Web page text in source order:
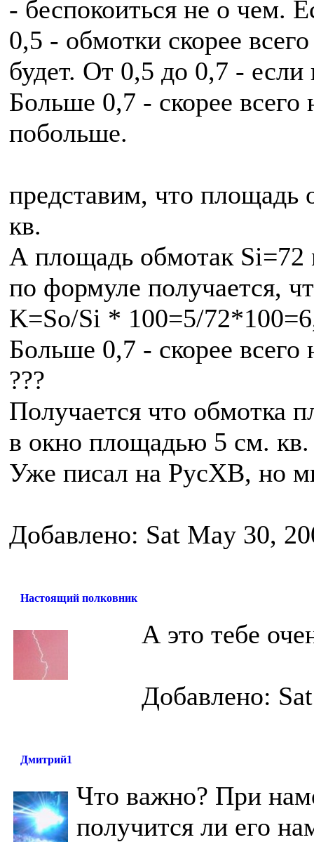
- беспокоиться не о чем.
0,5 - обмотки скорее
будет. От 0,5 до 0,7 - если
Больше 0,7 - скорее всего
побольше.
представим, что площадь
кв.
А площадь обмотак
по формуле получается,
K=So/Si * 100=5/
Больше 0,7 - скорее всего
???
Получается что обмотка
в окно площадью 5 см. кв.
Уже писал на РусХВ, но
Добавлено: Sat May 30,
Настоящий полковник
А это тебе
Добавлено:
Дмитрий1
Что важно? При
получится ли его